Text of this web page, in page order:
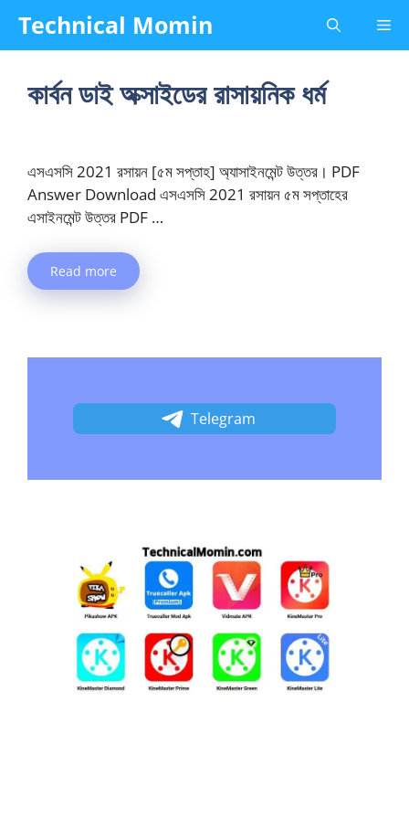
content
Technical Momin
কার্বন ডাই অক্সাইডের রাসায়নিক ধর্ম
এসএসসি 2021 রসায়ন [৫ম সপ্তাহ] অ্যাসাইনমেন্ট উত্তর। PDF
Answer Download এসএসসি 2021 রসায়ন ৫ম সপ্তাহের
এসাইনমেন্ট উত্তর PDF …
Read more
Telegram